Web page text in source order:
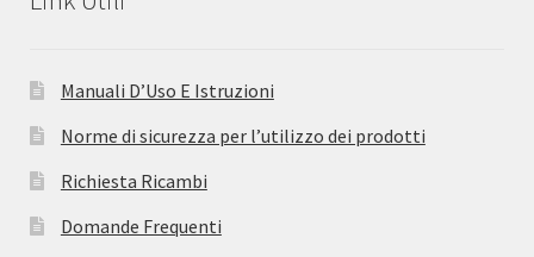
Manuali D’Uso E Istruzioni
Norme di sicurezza per l’utilizzo dei prodotti
Richiesta Ricambi
Domande Frequenti